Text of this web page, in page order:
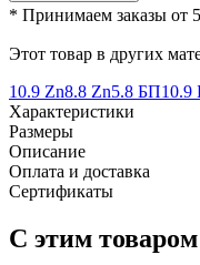
* Принимаем заказы от
Этот товар в других
10.9 Zn8.8 Zn5.8 БП10.9
Характеристики
Размеры
Описание
Оплата и доставка
Сертификаты
С этим